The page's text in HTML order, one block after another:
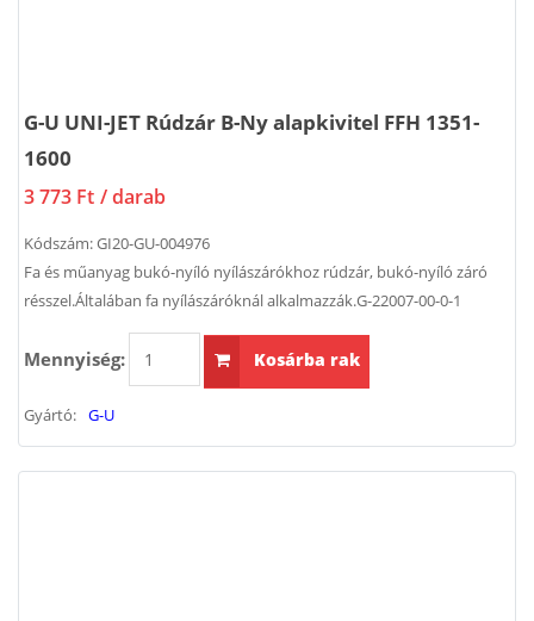
G-U UNI-JET Rúdzár B-Ny alapkivitel FFH 1351-
1600
3 773 Ft / darab
Kódszám:GI20-GU-004976
Fa és műanyag bukó-nyíló nyílászárókhoz rúdzár, bukó-nyíló záró
résszel.Általában fa nyílászáróknál alkalmazzák.G-22007-00-0-1
Mennyiség: Kosárba rak
Gyártó: G-U